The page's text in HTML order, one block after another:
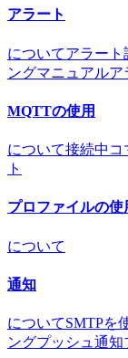
アラート
についてアラート
ングマニュアルア
MQTTの使用
について接続中 コ
ト
プロファイルの使
について
通知
についてSMTPを
ングプッシュ通知